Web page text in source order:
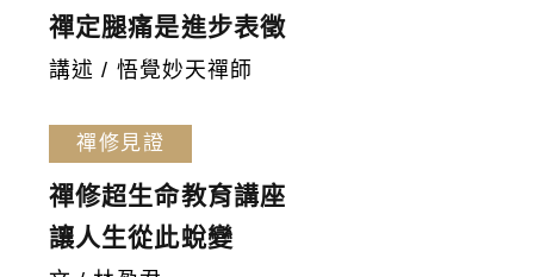
禪定腿痛是進步表徵
講述 / 悟覺妙天禪師
禪修見證
禪修超生命教育講座
讓人生從此蛻變